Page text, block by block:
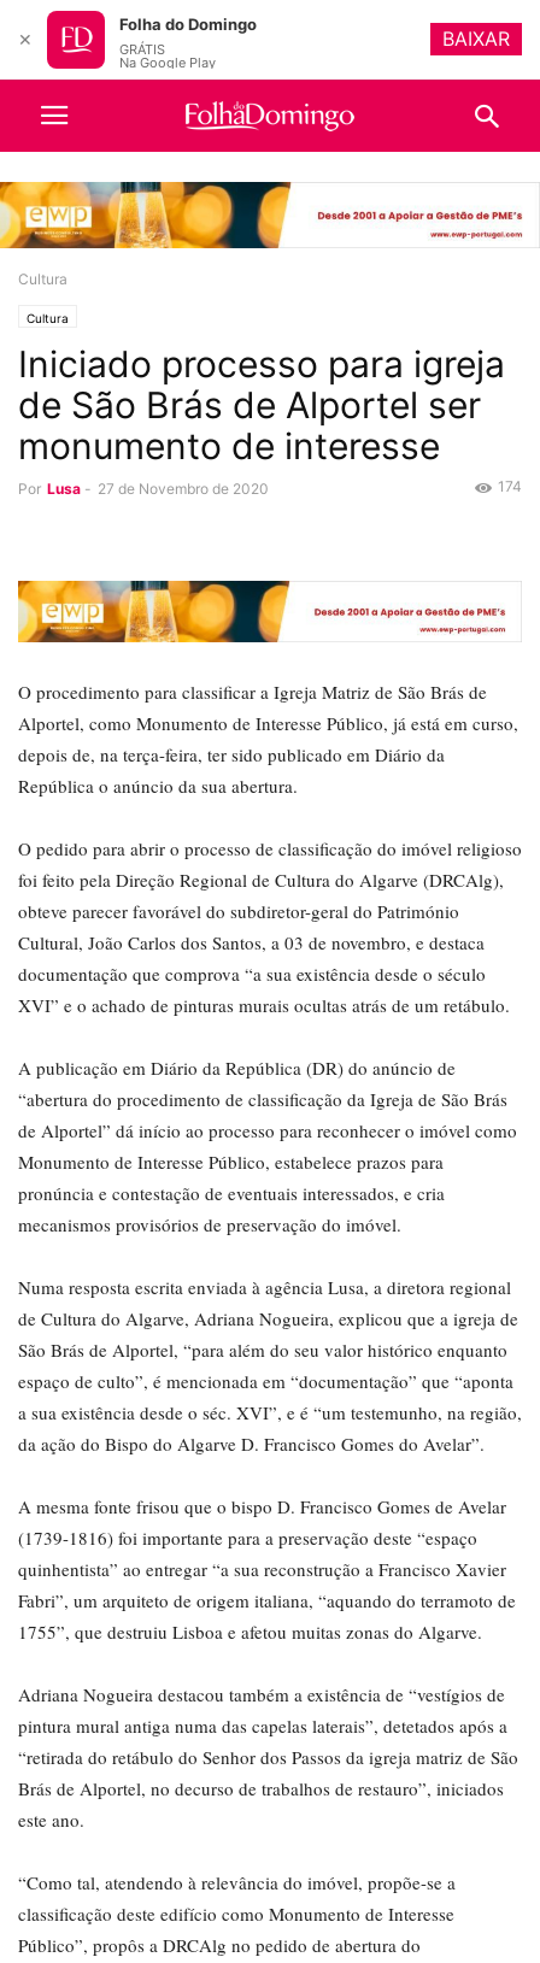
Cultura
Cultura
Iniciado processo para igreja
de São Brás de Alportel ser
monumento de interesse
Por Lusa - 27 de Novembro de 2020 174
O procedimento para classificar a Igreja Matriz de São Brás de
Alportel, como Monumento de Interesse Público, já está em curso,
depois de, na terça-feira, ter sido publicado em Diário da
República o anúncio da sua abertura.
O pedido para abrir o processo de classificação do imóvel religioso
foi feito pela Direção Regional de Cultura do Algarve (DRCAlg),
obteve parecer favorável do subdiretor-geral do Património
Cultural, João Carlos dos Santos, a 03 de novembro, e destaca
documentação que comprova “a sua existência desde o século
XVI” e o achado de pinturas murais ocultas atrás de um retábulo.
A publicação em Diário da República (DR) do anúncio de
“abertura do procedimento de classificação da Igreja de São Brás
de Alportel” dá início ao processo para reconhecer o imóvel como
Monumento de Interesse Público, estabelece prazos para
pronúncia e contestação de eventuais interessados, e cria
mecanismos provisórios de preservação do imóvel.
Numa resposta escrita enviada à agência Lusa, a diretora regional
de Cultura do Algarve, Adriana Nogueira, explicou que a igreja de
São Brás de Alportel, “para além do seu valor histórico enquanto
espaço de culto”, é mencionada em “documentação” que “aponta
a sua existência desde o séc. XVI”, e é “um testemunho, na região,
da ação do Bispo do Algarve D. Francisco Gomes do Avelar”.
A mesma fonte frisou que o bispo D. Francisco Gomes de Avelar
(1739-1816) foi importante para a preservação deste “espaço
quinhentista” ao entregar “a sua reconstrução a Francisco Xavier
Fabri”, um arquiteto de origem italiana, “aquando do terramoto de
1755”, que destruiu Lisboa e afetou muitas zonas do Algarve.
Adriana Nogueira destacou também a existência de “vestígios de
pintura mural antiga numa das capelas laterais”, detetados após a
“retirada do retábulo do Senhor dos Passos da igreja matriz de São
Brás de Alportel, no decurso de trabalhos de restauro”, iniciados
este ano.
“Como tal, atendendo à relevância do imóvel, propõe-se a
classificação deste edifício como Monumento de Interesse
Público”, propôs a DRCAlg no pedido de abertura do
✕
Folha do Domingo
GRÁTIS
Na Google Play
BAIXAR